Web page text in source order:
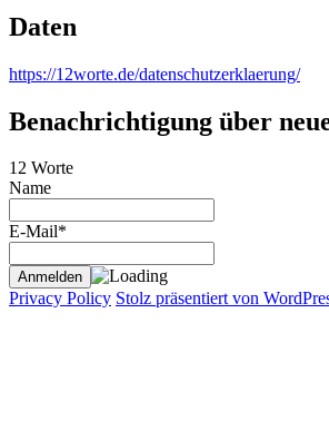
Daten
https://12worte.de/datenschutzerklaerung/
Benachrichtigung über
12 Worte
Name
E-Mail*
Privacy Policy Stolz präsentiert von